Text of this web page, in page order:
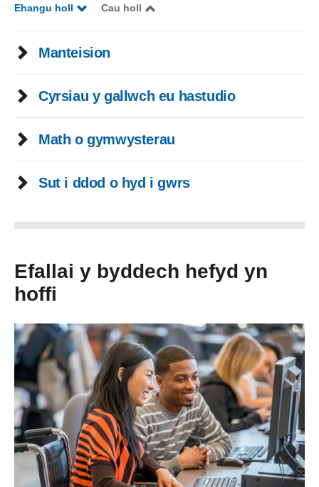
Ehangu holl Cau holl
Manteision
Cyrsiau y gallwch eu hastudio
Math o gymwysterau
Sut i ddod o hyd i gwrs
Efallai y byddech hefyd yn
hoffi